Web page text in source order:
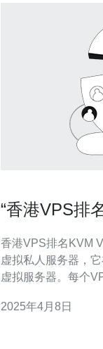
“香港VPS排
香港VPS排名KVM VPS（Virtual Private Server）是一种
虚拟私人服务器，
虚拟服务器。每个
有先进的互联网基
2025年4月8日